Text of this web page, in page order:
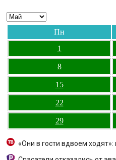
Пн
1
8
15
22
29
«Они в гости вдвоем